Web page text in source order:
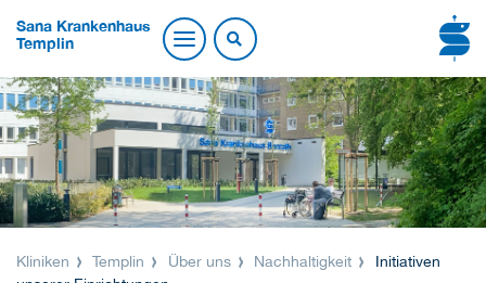
Sana Krankenhaus
Templin
Kliniken Templin Über uns Nachhaltigkeit
Initiativen